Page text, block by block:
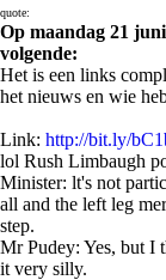
quote:
Op maandag 21
volgende:
Het is een links
het nieuws en wie
Link: http://bit.ly/
lol Rush Limbaugh
Minister: lt's not
all and the left leg
step.
Mr Pudey: Yes, but I
it very silly.